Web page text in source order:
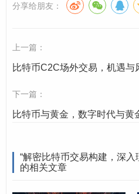
这一步就是“addinput”的
引”来标识）以及解锁该
g）。
“addinput”的实现：选择与引
UTXO的有效性
分享给朋友：
上一篇：
下一篇：
“解密比特币交易构建，深
的相关文章